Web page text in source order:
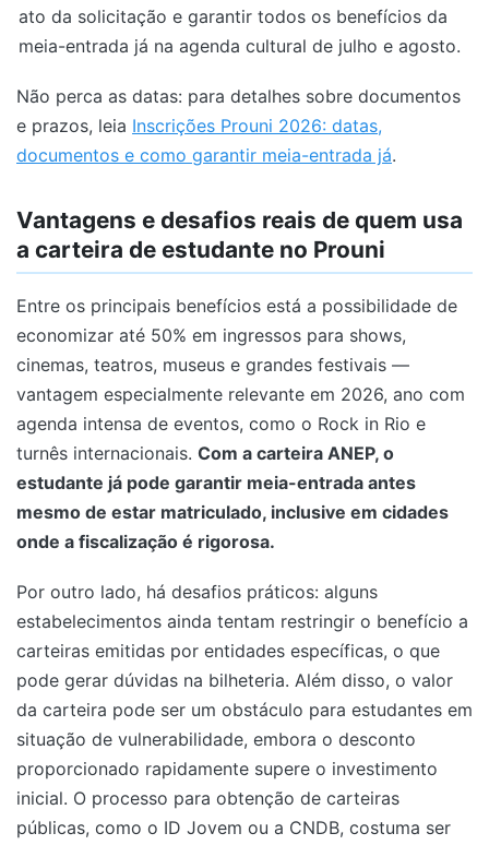
ato da solicitação e garantir todos os benefícios da
meia-entrada já na agenda cultural de julho e agosto.
Não perca as datas: para detalhes sobre documentos
e prazos, leia Inscrições Prouni 2026: datas,
documentos e como garantir meia-entrada já.
Vantagens e desafios reais de quem usa
a carteira de estudante no Prouni
Entre os principais benefícios está a possibilidade de
economizar até 50% em ingressos para shows,
cinemas, teatros, museus e grandes festivais —
vantagem especialmente relevante em 2026, ano com
agenda intensa de eventos, como o Rock in Rio e
turnês internacionais. Com a carteira ANEP, o
estudante já pode garantir meia-entrada antes
mesmo de estar matriculado, inclusive em cidades
onde a fiscalização é rigorosa.
Por outro lado, há desafios práticos: alguns
estabelecimentos ainda tentam restringir o benefício a
carteiras emitidas por entidades específicas, o que
pode gerar dúvidas na bilheteria. Além disso, o valor
da carteira pode ser um obstáculo para estudantes em
situação de vulnerabilidade, embora o desconto
proporcionado rapidamente supere o investimento
inicial. O processo para obtenção de carteiras
públicas, como o ID Jovem ou a CNDB, costuma ser